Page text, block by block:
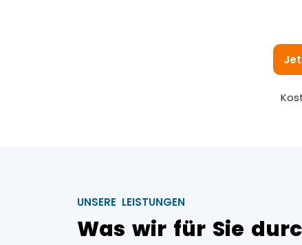
UNSERE LEISTUNGEN
Was wir für Sie